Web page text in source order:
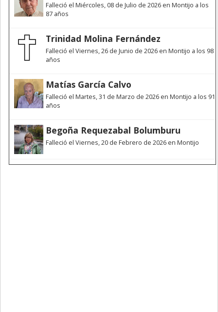
Falleció el Miércoles, 08 de Julio de 2026 en Montijo a los
87 años
Trinidad Molina Fernández
Falleció el Viernes, 26 de Junio de 2026 en Montijo a los 98
años
Matías García Calvo
Falleció el Martes, 31 de Marzo de 2026 en Montijo a los 91
años
Begoña Requezabal Bolumburu
Falleció el Viernes, 20 de Febrero de 2026 en Montijo